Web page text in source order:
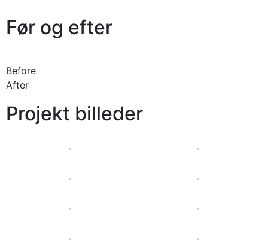
Før og efter
Before
After
Projekt billeder